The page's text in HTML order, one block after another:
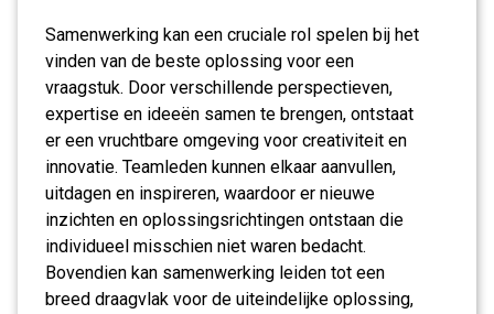
Samenwerking kan een cruciale rol spelen bij het
vinden van de beste oplossing voor een
vraagstuk. Door verschillende perspectieven,
expertise en ideeën samen te brengen, ontstaat
er een vruchtbare omgeving voor creativiteit en
innovatie. Teamleden kunnen elkaar aanvullen,
uitdagen en inspireren, waardoor er nieuwe
inzichten en oplossingsrichtingen ontstaan die
individueel misschien niet waren bedacht.
Bovendien kan samenwerking leiden tot een
breed draagvlak voor de uiteindelijke oplossing,